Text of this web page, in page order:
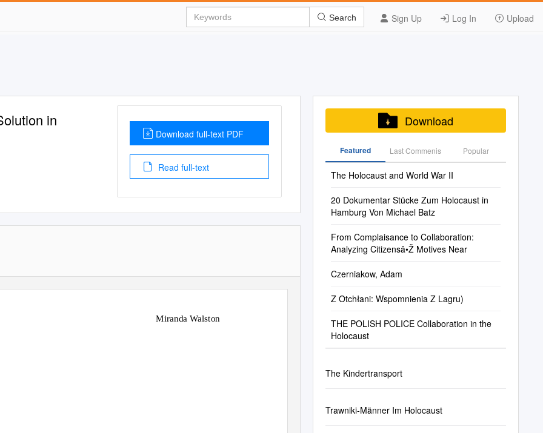
Sign Up Log In Upload
Search
in
Download full-text PDF
Read full-text
Miranda Walston
Download
Featured Last Commenis Popular
The Holocaust and World War II
20 Dokumentar Stücke Zum Holocaust in
Hamburg Von Michael Batz
From Complaisance to Collaboration:
Analyzing Citizensâ•Ž Motives Near
Czerniakow, Adam
Z Otchłani: Wspomnienia Z Lagru)
THE POLISH POLICE Collaboration in the
Holocaust
The Kindertransport
Trawniki-Männer Im Holocaust